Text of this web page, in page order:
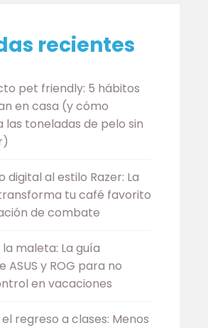
recientes
pet friendly: 5 hábitos
en casa (y cómo
las toneladas de pelo sin
digital al estilo Razer: La
tu café favorito
de combate
maleta: La guía
ASUS y ROG para no
en vacaciones
regreso a clases: Menos